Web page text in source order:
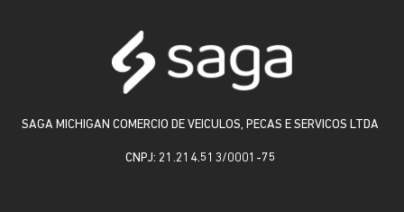
SAGA MICHIGAN COMERCIO DE VEICULOS, PECAS E SERVICOS LTDA
CNPJ: 21.214.513/0001-75